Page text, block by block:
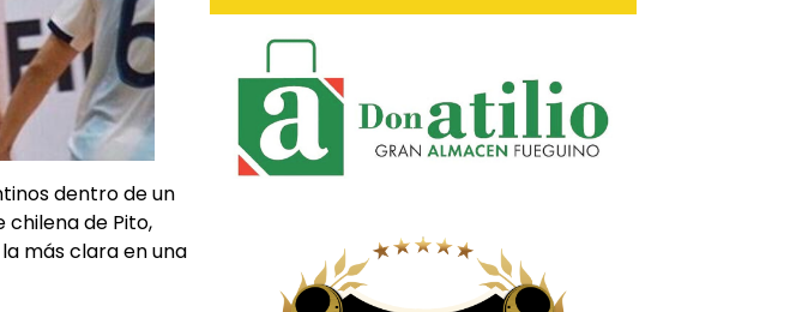
dentro de un
de Pito,
más clara en una